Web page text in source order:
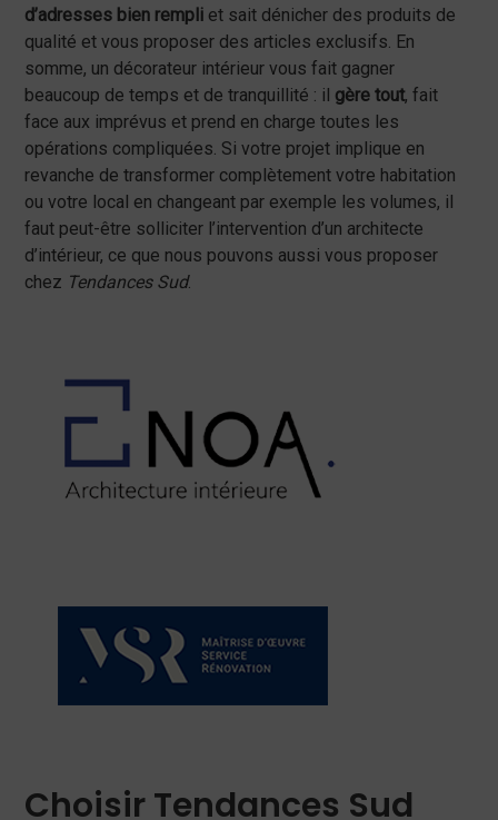
d’adresses bien rempli et sait dénicher des produits de
qualité et vous proposer des articles exclusifs. En
somme, un décorateur intérieur vous fait gagner
beaucoup de temps et de tranquillité : il gère tout, fait
face aux imprévus et prend en charge toutes les
opérations compliquées. Si votre projet implique en
revanche de transformer complètement votre habitation
ou votre local en changeant par exemple les volumes, il
faut peut-être solliciter l’intervention d’un architecte
d’intérieur, ce que nous pouvons aussi vous proposer
chez Tendances Sud.
Choisir Tendances Sud